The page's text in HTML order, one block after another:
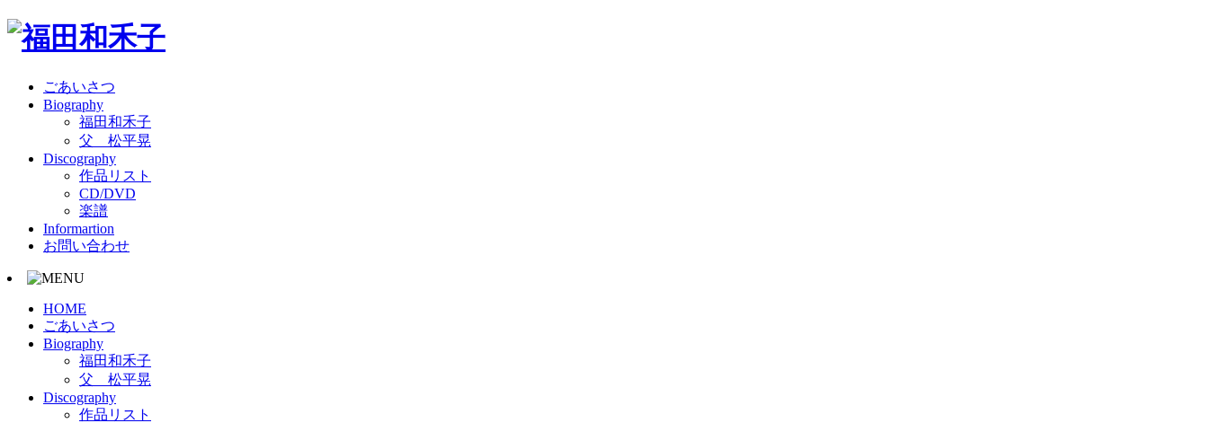
ごあいさつ
Biography
福田和禾子
父 松平晃
Discography
作品リスト
CD/DVD
楽譜
Informartion
お問い合わせ
HOME
ごあいさつ
Biography
福田和禾子
父 松平晃
Discography
作品リスト